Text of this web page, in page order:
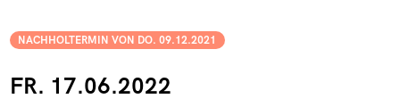
FR. 17.06.2022
NACHHOLTERMIN VON DO. 09.12.2021